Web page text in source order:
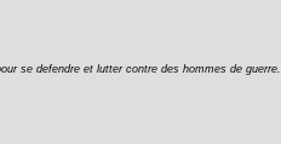
se defendre et lutter contre des hommes de guerre.